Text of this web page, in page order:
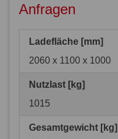
Anfragen
Ladefläche [mm]
2060 x 1100 x 1000
Nutzlast [kg]
1015
Gesamtgewicht [kg]